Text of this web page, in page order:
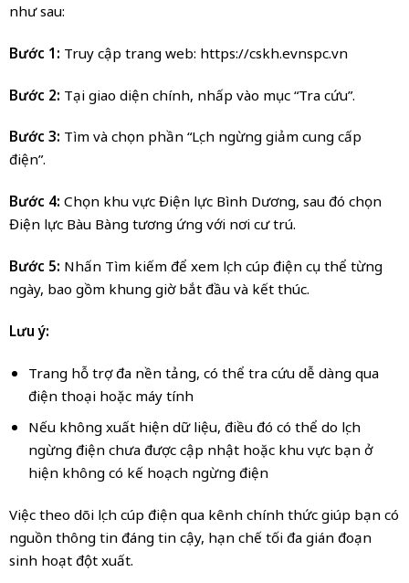
như sau:
Bước 1: Truy cập trang web: https://cskh.evnspc.vn
Bước 2: Tại giao diện chính, nhấp vào mục “Tra cứu”.
Bước 3: Tìm và chọn phần “Lịch ngừng giảm cung cấp
điện”.
Bước 4: Chọn khu vực Điện lực Bình Dương, sau đó chọn
Điện lực Bàu Bàng tương ứng với nơi cư trú.
Bước 5: Nhấn Tìm kiếm để xem lịch cúp điện cụ thể từng
ngày, bao gồm khung giờ bắt đầu và kết thúc.
Lưu ý:
Trang hỗ trợ đa nền tảng, có thể tra cứu dễ dàng qua
điện thoại hoặc máy tính
Nếu không xuất hiện dữ liệu, điều đó có thể do lịch
ngừng điện chưa được cập nhật hoặc khu vực bạn ở
hiện không có kế hoạch ngừng điện
Việc theo dõi lịch cúp điện qua kênh chính thức giúp bạn có
nguồn thông tin đáng tin cậy, hạn chế tối đa gián đoạn
sinh hoạt đột xuất.